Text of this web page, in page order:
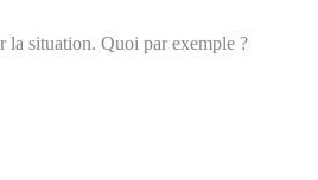
la situation. Quoi par exemple ?